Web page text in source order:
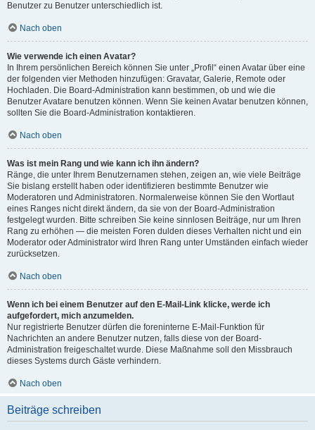
Benutzer zu Benutzer unterschiedlich ist.
Nach oben
Wie verwende ich einen Avatar?
In Ihrem persönlichen Bereich können Sie unter „Profil“ einen Avatar über eine
der folgenden vier Methoden hinzufügen: Gravatar, Galerie, Remote oder
Hochladen. Die Board-Administration kann bestimmen, ob und wie die
Benutzer Avatare benutzen können. Wenn Sie keinen Avatar benutzen können,
sollten Sie die Board-Administration kontaktieren.
Nach oben
Was ist mein Rang und wie kann ich ihn ändern?
Ränge, die unter Ihrem Benutzernamen stehen, zeigen an, wie viele Beiträge
Sie bislang erstellt haben oder identifizieren bestimmte Benutzer wie
Moderatoren und Administratoren. Normalerweise können Sie den Wortlaut
eines Ranges nicht direkt ändern, da sie von der Board-Administration
festgelegt wurden. Bitte schreiben Sie keine sinnlosen Beiträge, nur um Ihren
Rang zu erhöhen — die meisten Foren dulden dieses Verhalten nicht und ein
Moderator oder Administrator wird Ihren Rang unter Umständen einfach wieder
zurücksetzen.
Nach oben
Wenn ich bei einem Benutzer auf den E-Mail-Link klicke, werde ich
aufgefordert, mich anzumelden.
Nur registrierte Benutzer dürfen die foreninterne E-Mail-Funktion für
Nachrichten an andere Benutzer nutzen, falls diese von der Board-
Administration freigeschaltet wurde. Diese Maßnahme soll den Missbrauch
dieses Systems durch Gäste verhindern.
Nach oben
Beiträge schreiben